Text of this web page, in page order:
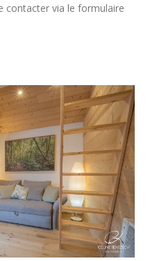
contacter via le formulaire